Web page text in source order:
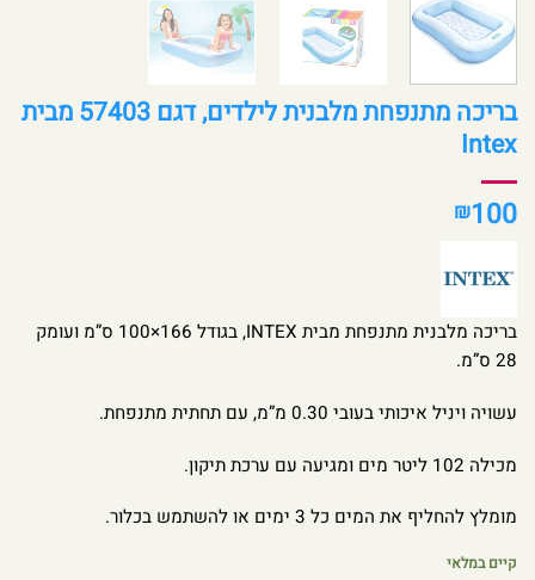
בריכה מתנפחת מלבנית לילדים, דגם 57403 מבית
Intex
₪100
בריכה מלבנית מתנפחת מבית INTEX, בגודל 166×100 ס”מ ועומק
28 ס”מ.
עשויה ויניל איכותי בעובי 0.30 מ”מ, עם תחתית מתנפחת.
מכילה 102 ליטר מים ומגיעה עם ערכת תיקון.
מומלץ להחליף את המים כל 3 ימים או להשתמש בכלור.
קיים במלאי